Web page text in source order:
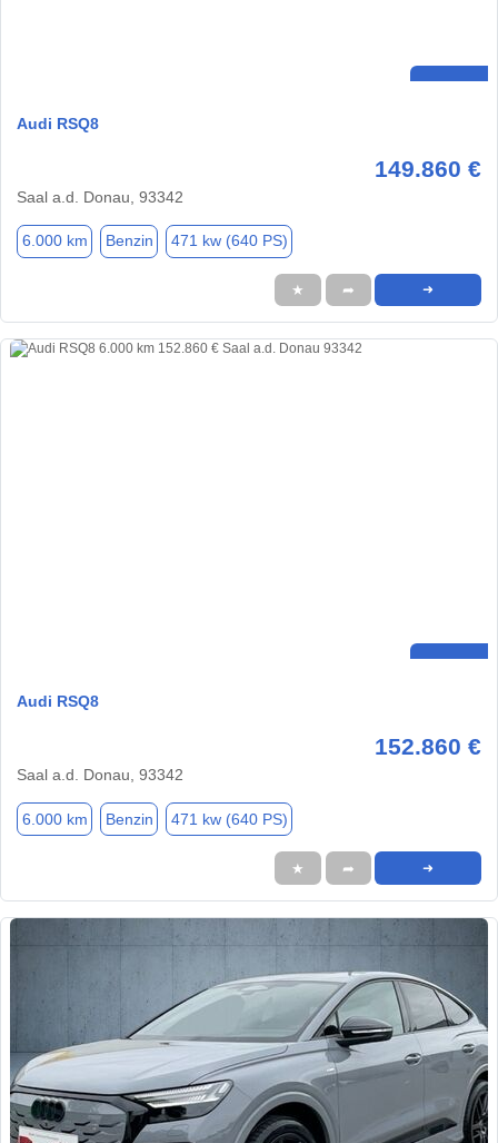
Audi RSQ8
149.860 €
Saal a.d. Donau, 93342
6.000 km Benzin 471 kw (640 PS)
★ ➦ ➜
Audi RSQ8
152.860 €
Saal a.d. Donau, 93342
6.000 km Benzin 471 kw (640 PS)
★ ➦ ➜